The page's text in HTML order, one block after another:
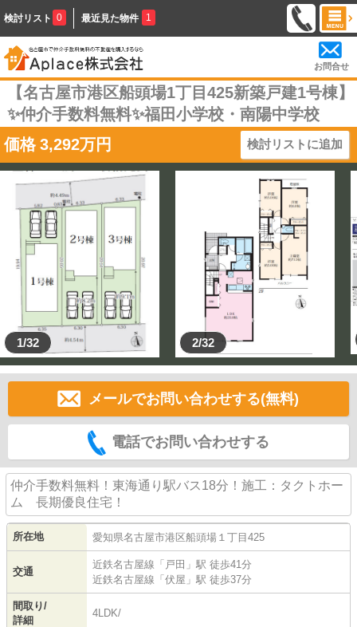
検討リスト 0 最近見た物件 1
お問合せ
【名古屋市港区船頭場1丁目425新築戸建1号棟】
✨️仲介手数料無料✨️福田小学校・南陽中学校
価格 3,292万円 検討リストに追加
1/32 2/32
メールでお問い合わせする(無料)
電話でお問い合わせする
仲介手数料無料！東海通り駅バス18分！施工：タクトホー
ム 長期優良住宅！
所在地 愛知県名古屋市港区船頭場 １丁目425
交通
近鉄名古屋線 「 戸田 」駅 徒歩41分
近鉄名古屋線 「 伏屋 」駅 徒歩37分
間取り/
詳細
4LDK/